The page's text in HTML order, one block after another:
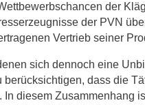
der
der PVN
Vertrieb seiner
sich dennoch eine
dass die
In diesem Zusammenhang